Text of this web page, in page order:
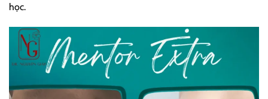
học.